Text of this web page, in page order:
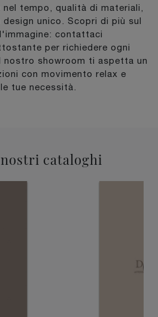
tempo, qualità di materiali,
design unico. Scopri di più sul
contattaci
per richiedere ogni
nostro showroom ti aspetta un
con movimento relax e
tue necessità.
cataloghi